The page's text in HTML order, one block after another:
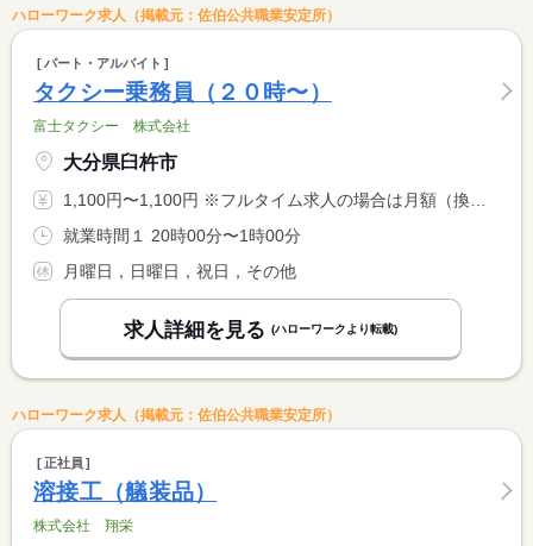
ハローワーク求人（掲載元：佐伯公共職業安定所）
パート・アルバイト
タクシー乗務員（２０時〜）
富士タクシー 株式会社
大分県臼杵市
1,100円〜1,100円 ※フルタイム求人の場合は月額（換算額）、パート求人の場合は時間額を表示しています。
就業時間１ 20時00分〜1時00分
月曜日，日曜日，祝日，その他
求人詳細を見る (ハローワークより転載)
ハローワーク求人（掲載元：佐伯公共職業安定所）
正社員
溶接工（艤装品）
株式会社 翔栄